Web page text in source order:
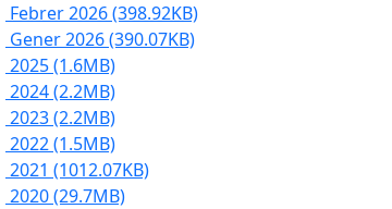
Febrer 2026(398.92KB)
Gener 2026(390.07KB)
2025(1.6MB)
2024(2.2MB)
2023(2.2MB)
2022(1.5MB)
2021 (1012.07KB)
2020(29.7MB)